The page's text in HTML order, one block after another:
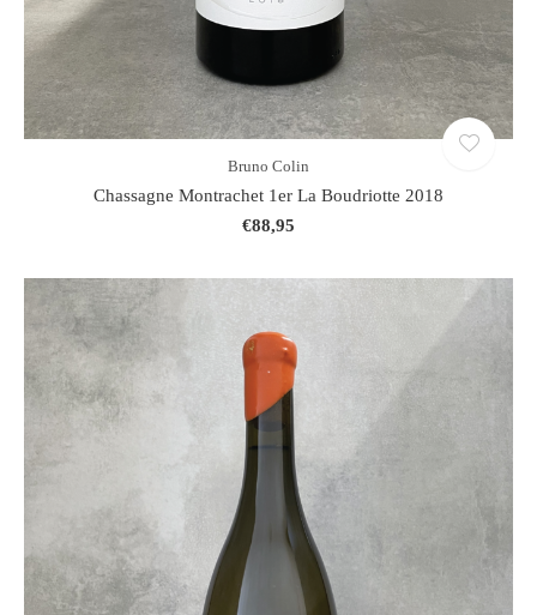
Bruno Colin
Chassagne Montrachet 1er La Boudriotte 2018
€88,95